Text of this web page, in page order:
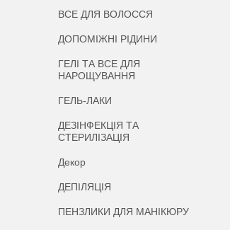
ВСЕ ДЛЯ ВОЛОССЯ
ДОПОМІЖНІ РІДИНИ
ГЕЛІ ТА ВСЕ ДЛЯ
НАРОЩУВАННЯ
ГЕЛЬ-ЛАКИ
ДЕЗІНФЕКЦІЯ ТА
СТЕРИЛІЗАЦІЯ
Декор
ДЕПІЛЯЦІЯ
ПЕНЗЛИКИ ДЛЯ МАНІКЮРУ